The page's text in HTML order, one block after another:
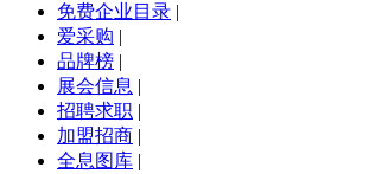
免费企业目录 |
爱采购 |
品牌榜 |
展会信息 |
招聘求职 |
加盟招商 |
全息图库 |